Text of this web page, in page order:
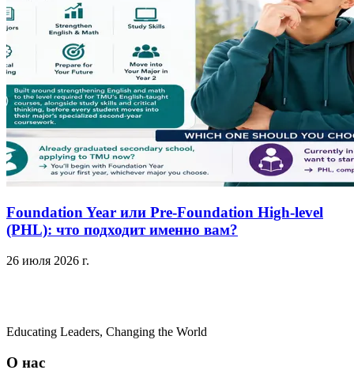
Foundation Year или Pre-Foundation High-level
(PHL): что подходит именно вам?
26 июля 2026 г.
Educating Leaders, Changing the World
О нас